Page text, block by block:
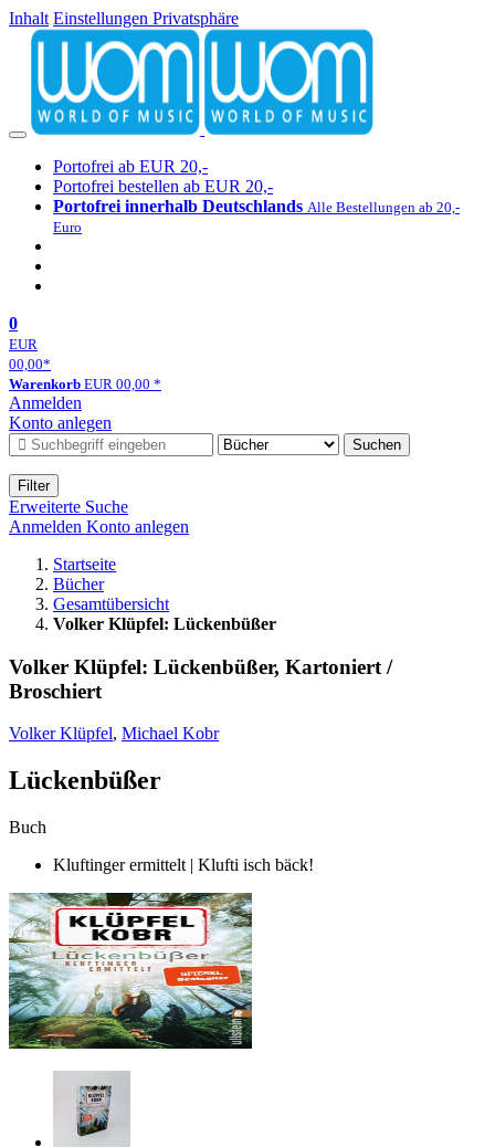
Inhalt Einstellungen Privatsphäre
Portofrei ab EUR 20,-
Portofrei bestellen ab EUR 20,-
Portofrei innerhalb Deutschlands Alle Bestellungen ab 20,-
Euro
0
EUR
00,00*
Warenkorb EUR 00,00 *
Anmelden
Konto anlegen
Suchen
Filter
Erweiterte Suche
Anmelden Konto anlegen
Startseite
Bücher
Gesamtübersicht
Volker Klüpfel: Lückenbüßer
Volker Klüpfel: Lückenbüßer, Kartoniert /
Broschiert
Volker Klüpfel, Michael Kobr
Lückenbüßer
Buch
Kluftinger ermittelt | Klufti isch bäck!